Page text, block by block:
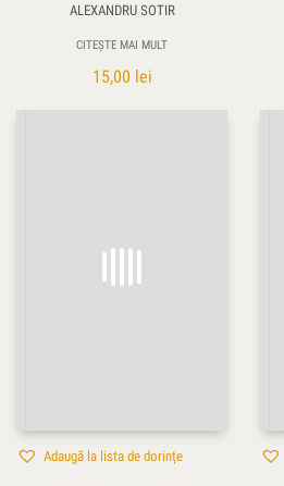
ALEXANDRU SOTIR
CITEȘTE MAI MULT
15,00 lei
Adaugă la lista de dorințe